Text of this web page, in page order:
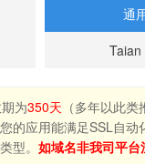
通
Taian
为350天 （多年以此
的应用能满足SSL自
型。 如域名非我司平